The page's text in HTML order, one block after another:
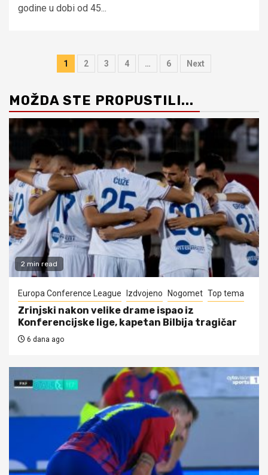
godine u dobi od 45...
Brojevi
objava
1 2 3 4 … 6 Next
MOŽDA STE PROPUSTILI...
2 min read
Europa Conference League Izdvojeno Nogomet Top tema
Zrinjski nakon velike drame ispao iz
Konferencijske lige, kapetan Bilbija tragičar
6 dana ago